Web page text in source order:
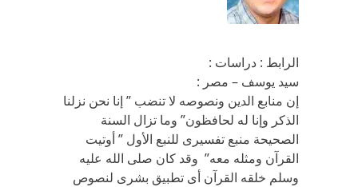
الرابط : دراسات :
سيد يوسف – مصر :
إن منابع الدين ونصوصه لا تنضب ” إنا نحن نزلنا
الذكر وإنا له لحافظون” وما تزال السنة
الصحيحة منبع تفسيرى للنبع الأول ” أوتيت
القرآن ومثله معه” وقد كان صلى الله عليه
وسلم خلقه القرآن أى تطبيق بشرى لنصوص